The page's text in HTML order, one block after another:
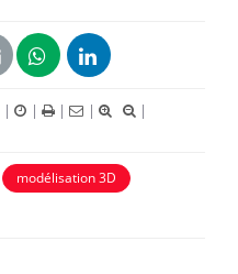
| | | |
|
modélisation 3D